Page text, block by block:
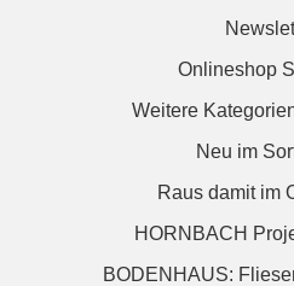
Onlineshop
Weitere
Neu im
Raus damit im
HORNBACH
BODENHAUS: